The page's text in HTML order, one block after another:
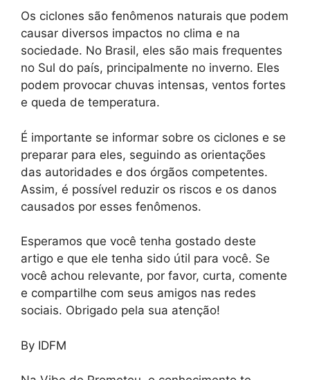
Os ciclones são fenômenos naturais que podem
causar diversos impactos no clima e na
sociedade. No Brasil, eles são mais frequentes
no Sul do país, principalmente no inverno. Eles
podem provocar chuvas intensas, ventos fortes
e queda de temperatura.
É importante se informar sobre os ciclones e se
preparar para eles, seguindo as orientações
das autoridades e dos órgãos competentes.
Assim, é possível reduzir os riscos e os danos
causados por esses fenômenos.
Esperamos que você tenha gostado deste
artigo e que ele tenha sido útil para você. Se
você achou relevante, por favor, curta, comente
e compartilhe com seus amigos nas redes
sociais. Obrigado pela sua atenção!
By IDFM